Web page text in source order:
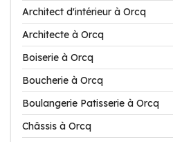
Architect d'intérieur à Orcq
Architecte à Orcq
Boiserie à Orcq
Boucherie à Orcq
Boulangerie Patisserie à Orcq
Châssis à Orcq